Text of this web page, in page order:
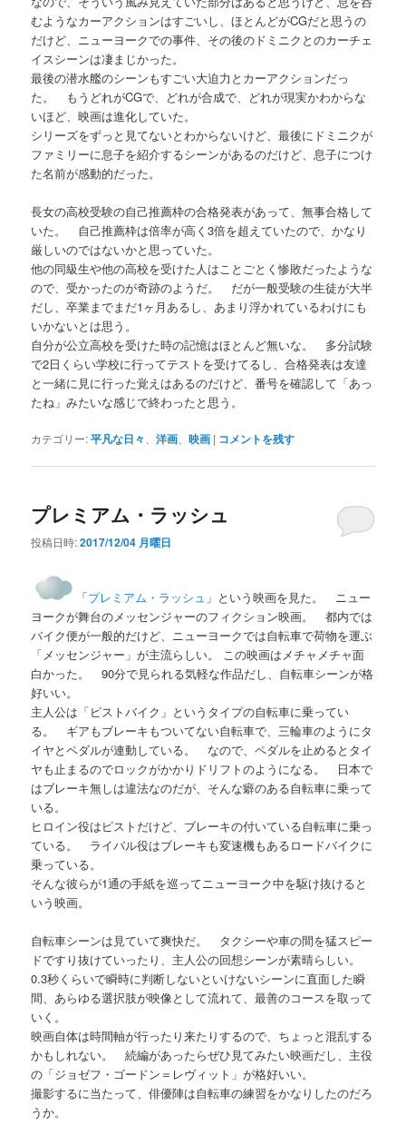
むようなカーアクションはすごいし、ほとんどがCGだと思うの
だけど、ニューヨークでの事件、その後のドミニクとのカーチェ
イスシーンは凄まじかった。
最後の潜水艦のシーンもすごい大迫力とカーアクションだっ
た。 もうどれがCGで、どれが合成で、どれが現実かわからな
いほど、映画は進化していた。
シリーズをずっと見てないとわからないけど、最後にドミニクが
ファミリーに息子を紹介するシーンがあるのだけど、息子につけ
た名前が感動的だった。
長女の高校受験の自己推薦枠の合格発表があって、無事合格して
いた。 自己推薦枠は倍率が高く3倍を超えていたので、かなり
厳しいのではないかと思っていた。
他の同級生や他の高校を受けた人はことごとく惨敗だったような
ので、受かったのが奇跡のようだ。 だが一般受験の生徒が大半
だし、卒業までまだ1ヶ月あるし、あまり浮かれているわけにも
いかないとは思う。
自分が公立高校を受けた時の記憶はほとんど無いな。 多分試験
で2日くらい学校に行ってテストを受けてるし、合格発表は友達
と一緒に見に行った覚えはあるのだけど、番号を確認して「あっ
たね」みたいな感じで終わったと思う。
カテゴリー:平凡な日々 、洋画 、映画 | コメントを残す
プレミアム・ラッシュ
投稿日時:2017/12/04 月曜日
「プレミアム・ラッシュ 」という映画を見た。 ニュー
ヨークが舞台のメッセンジャーのフィクション映画。 都内では
バイク便が一般的だけど、ニューヨークでは自転車で荷物を運ぶ
「メッセンジャー」が主流らしい。 この映画はメチャメチャ面
白かった。 90分で見られる気軽な作品だし、自転車シーンが格
好いい。
主人公は「ピストバイク」というタイプの自転車に乗ってい
る。 ギアもブレーキもついてない自転車で、三輪車のようにタ
イヤとペダルが連動している。 なので、ペダルを止めるとタイ
ヤも止まるのでロックがかかりドリフトのようになる。 日本で
はブレーキ無しは違法なのだが、そんな癖のある自転車に乗って
いる。
ヒロイン役はピストだけど、ブレーキの付いている自転車に乗っ
ている。 ライバル役はブレーキも変速機もあるロードバイクに
乗っている。
そんな彼らが1通の手紙を巡ってニューヨーク中を駆け抜けると
いう映画。
自転車シーンは見ていて爽快だ。 タクシーや車の間を猛スピー
ドですり抜けていったり、主人公の回想シーンが素晴らしい。
0.3秒くらいで瞬時に判断しないといけないシーンに直面した瞬
間、あらゆる選択肢が映像として流れて、最善のコースを取って
いく。
映画自体は時間軸が行ったり来たりするので、ちょっと混乱する
かもしれない。 続編があったらぜひ見てみたい映画だし、主役
の「ジョゼフ・ゴードン＝レヴィット」が格好いい。
撮影するに当たって、俳優陣は自転車の練習をかなりしたのだろ
うか。